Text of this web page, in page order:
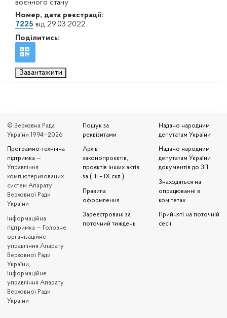
воєнного стану
Номер, дата реєстрації:
7225 від 29.03.2022
Поділитись:
Завантажити
© Верховна Рада
України 1994—2026
Програмно-технічна
підтримка —
Управління
комп'ютеризованих
систем Апарату
Верховної Ради
України
Iнформаційна
підтримка — Головне
організаційне
управління Апарату
Верховної Ради
України,
Інформаційне
управління Апарату
Верховної Ради
України
Пошук за
реквізитами
Архів
законопроєктів,
проєктів інших актів
за ( III – IX скл.)
Правила
оформлення
Зареєстровані за
поточний тиждень
Надано народним
депутатам України
Надано народним
депутатам України
документів до ЗП
Знаходяться на
опрацюванні в
комітетах
Прийняті на поточній
сесії